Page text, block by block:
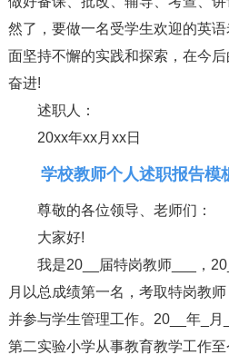
然了，要做一名受学生欢迎的英
面坚持不懈的实践和探索，在今
奋进!
述职人：
20xx年xx月xx日
学校教师个人述职报告模
尊敬的各位领导、老师们：
大家好!
我是20__届特岗教师___，
月以总成绩第一名，考取特岗教
并参与学生管理工作。20__年_月
第二实验小学从事教育教学工作